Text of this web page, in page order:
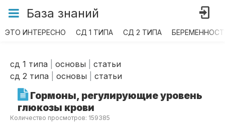
База знаний
ЭТО ИНТЕРЕСНО СД 1 ТИПА СД 2 ТИПА
сд 1 типа основы
статьи
сд 2 типа
основы статьи
Гормоны, регулирующие уровень
глюкозы крови
Количество просмотров: 159385